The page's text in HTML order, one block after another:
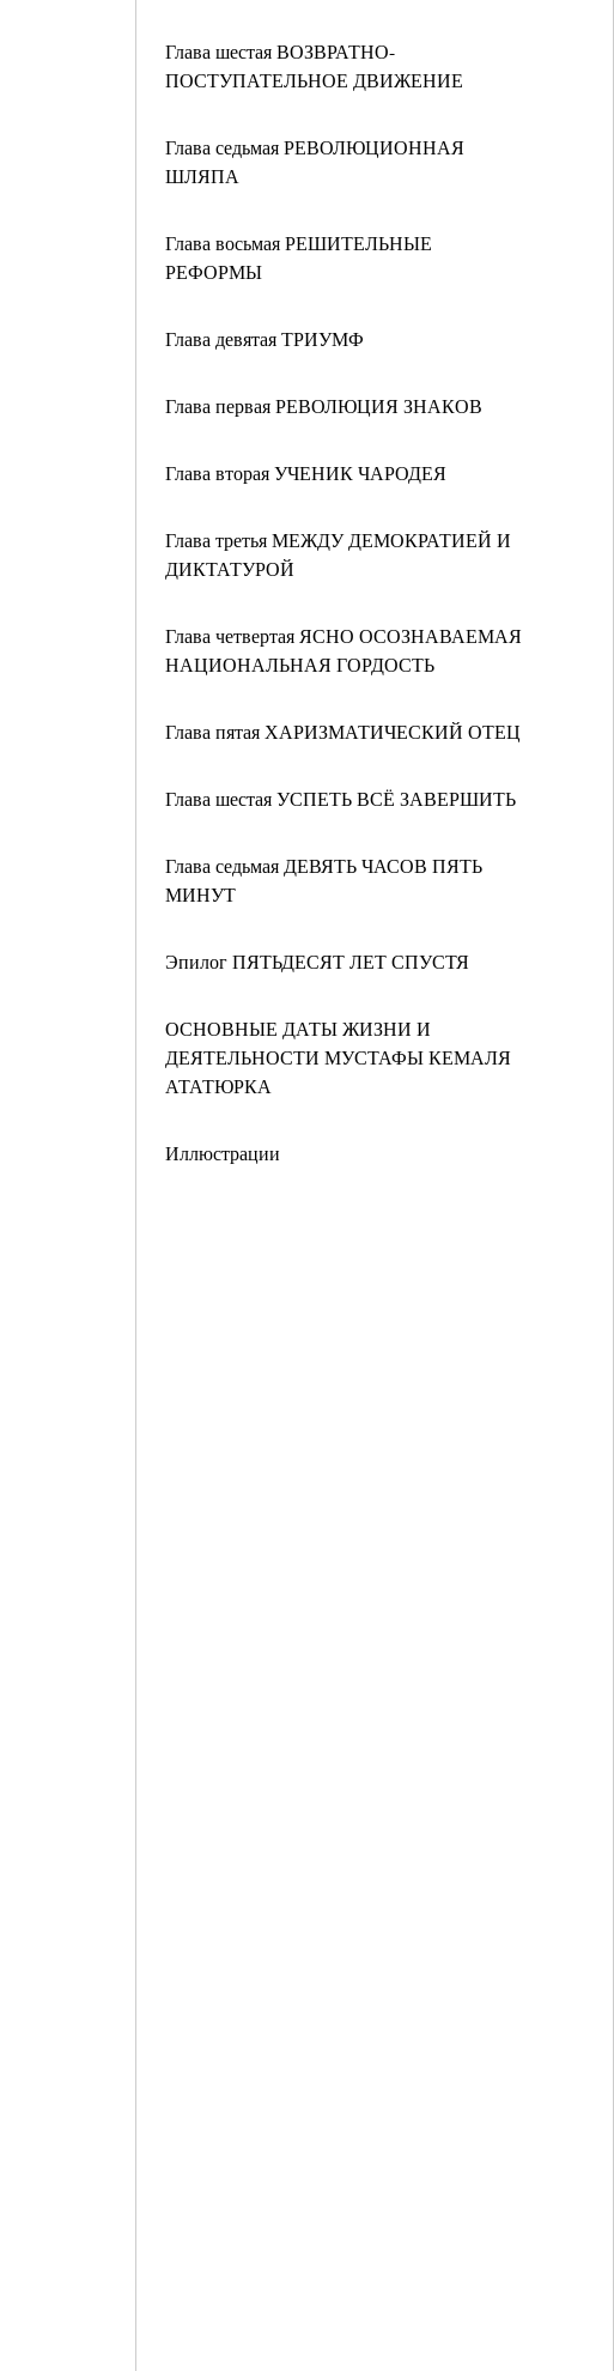
Глава шестая ВОЗВРАТНО-
ПОСТУПАТЕЛЬНОЕ ДВИЖЕНИЕ
Глава седьмая РЕВОЛЮЦИОННАЯ
ШЛЯПА
Глава восьмая РЕШИТЕЛЬНЫЕ
РЕФОРМЫ
Глава девятая ТРИУМФ
Глава первая РЕВОЛЮЦИЯ ЗНАКОВ
Глава вторая УЧЕНИК ЧАРОДЕЯ
Глава третья МЕЖДУ ДЕМОКРАТИЕЙ И
ДИКТАТУРОЙ
Глава четвертая ЯСНО ОСОЗНАВАЕМАЯ
НАЦИОНАЛЬНАЯ ГОРДОСТЬ
Глава пятая ХАРИЗМАТИЧЕСКИЙ ОТЕЦ
Глава шестая УСПЕТЬ ВСЁ ЗАВЕРШИТЬ
Глава седьмая ДЕВЯТЬ ЧАСОВ ПЯТЬ
МИНУТ
Эпилог ПЯТЬДЕСЯТ ЛЕТ СПУСТЯ
ОСНОВНЫЕ ДАТЫ ЖИЗНИ И
ДЕЯТЕЛЬНОСТИ МУСТАФЫ КЕМАЛЯ
АТАТЮРКА
Иллюстрации